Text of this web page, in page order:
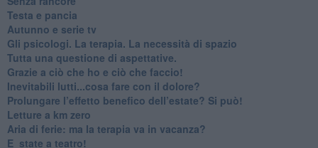
​Testa e pancia
​Autunno e serie tv
​Gli psicologi. La terapia. La necessità di spazio
​Tutta una questione di aspettative.
​Grazie a ciò che ho e ciò che faccio!
​Inevitabili lutti...cosa fare con il dolore?
Prolungare l’effetto benefico dell’estate? Si può!
​Letture a km zero
​Aria di ferie: ma la terapia va in vacanza?
​E_state a teatro!